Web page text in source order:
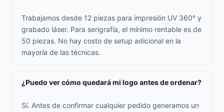
Trabajamos desde 12 piezas para impresión UV 360° y
grabado láser. Para serigrafía, el mínimo rentable es de
50 piezas. No hay costo de setup adicional en la
mayoría de las técnicas.
¿Puedo ver cómo quedará mi logo antes de ordenar?
Sí. Antes de confirmar cualquier pedido generamos un